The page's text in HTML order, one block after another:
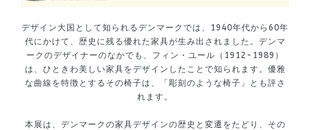
デザイン大国として知られるデンマークでは、1940年代から60年
代にかけて、歴史に残る優れた家具が生み出されました。デンマ
ークのデザイナーのなかでも、フィン・ユール（1912-1989）
は、ひときわ美しい家具をデザインしたことで知られます。優雅
な曲線を特徴とするその椅子は、「彫刻のような椅子」とも評さ
れます。
本展は、デンマークの家具デザインの歴史と変遷をたどり、その